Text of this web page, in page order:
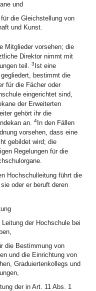
und
die Gleichstellung von
und Kunst.
Mitglieder vorsehen; die
Direktor nimmt mit
teil. 3 Ist eine
bestimmt die
für die Fächer oder
eingerichtet sind,
der Erweiterten
gehört ihr die
an. 4 In den Fällen
vorsehen, dass eine
gebildet wird; die
Regelungen für die
Hochschulleitung führt die
oder er beruft deren
der Hochschule bei
die Bestimmung von
und die Einrichtung von
Graduiertenkollegs und
der in Art. 11 Abs. 1